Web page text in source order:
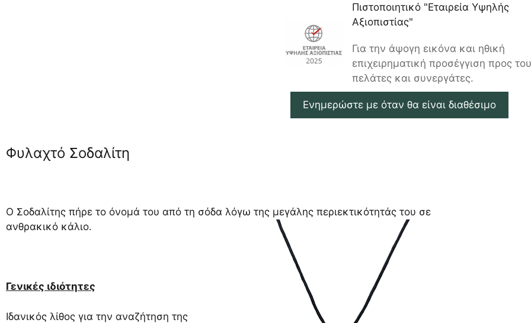
Πιστοποιητικό "Εταιρεία Υψηλής
Αξιοπιστίας"
Για την άψογη εικόνα και ηθική
επιχειρηματική προσέγγιση προς
πελάτες και συνεργάτες.
Ενημερώστε με όταν θα είναι διαθέσιμο
Φυλαχτό Σοδαλίτη
Ο Σοδαλίτης πήρε το όνομά του από τη σόδα λόγω της μεγάλης περιεκτικότητάς του σε
ανθρακικό κάλιο.
Γενικές ιδιότητες
Ιδανικός λίθος για την αναζήτηση της